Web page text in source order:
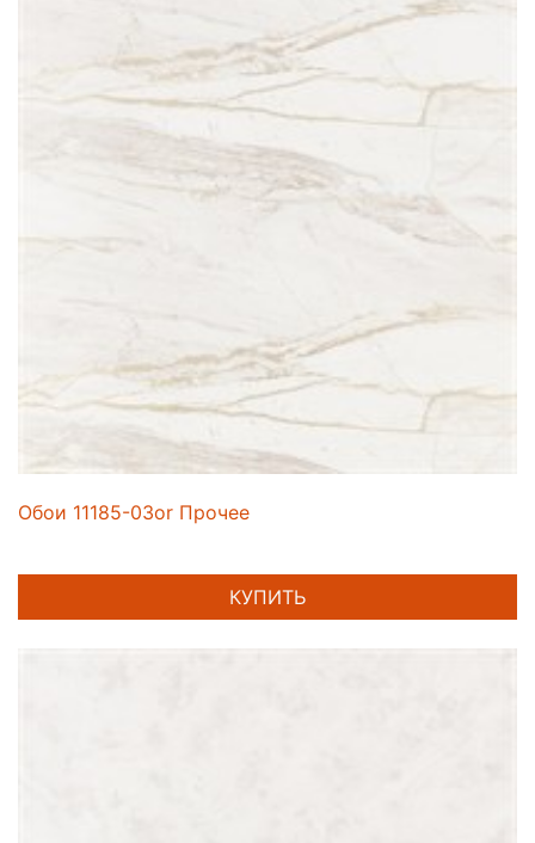
Обои 11185-03or Прочее
КУПИТЬ